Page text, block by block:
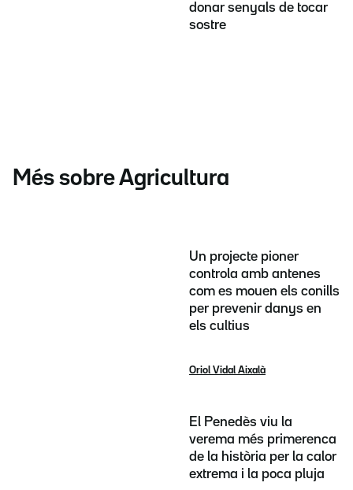
donar senyals de tocar
sostre
Més sobre Agricultura
Un projecte pioner
controla amb antenes
com es mouen els conills
per prevenir danys en
els cultius
Oriol Vidal Aixalà
El Penedès viu la
verema més primerenca
de la història per la calor
extrema i la poca pluja